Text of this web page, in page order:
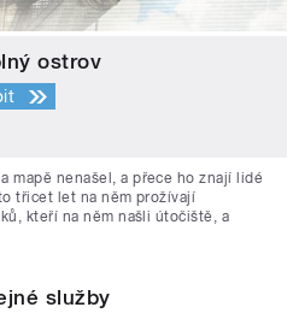
ostrov
mapě nenašel, a přece ho znají lidé
třicet let na něm prožívají
kteří na něm našli útočiště, a
služby